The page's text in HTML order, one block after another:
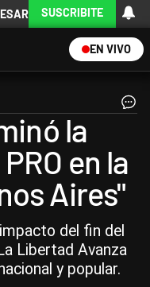
SUSCRIBITE
EN VIVO
la
en la
Aires"
del fin del
Libertad Avanza
y popular.